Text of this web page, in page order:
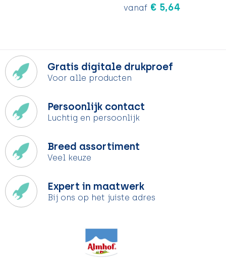
vanaf € 5,64
Gratis digitale drukproef
Voor alle producten
Persoonlijk contact
Luchtig en persoonlijk
Breed assortiment
Veel keuze
Expert in maatwerk
Bij ons op het juiste adres